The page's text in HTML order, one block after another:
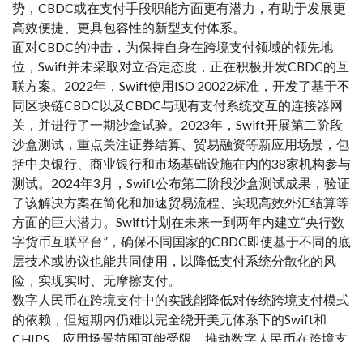
势，CBDC或在支付手段职能方面更有潜力，有助于发展更
高效便捷、更具包容性的新型支付体系。
面对CBDC的冲击，为保持自身在跨境支付领域的领先地
位，Swift并未采取对立否定态度，正在积极开发CBDC的互
联方案。2022年，Swift使用ISO 20022标准，开发了基于不
同区块链CBDC以及CBDC与现有支付系统交互的连接器网
关，并进行了一期沙盒试验。2023年，Swift开展第二阶段
沙盒测试，重点关注证券结算、贸易融资等新应用场景，包
括中央银行、商业银行和市场基础设施在内的38家机构参与
测试。2024年3月，Swift公布第二阶段沙盒测试成果，验证
了该解决方案在简化和加速贸易流程、实现高效外汇结算等
方面的巨大潜力。Swift计划在未来一到两年内建立“央行数
字货币互联平台”，确保不同国家的CBDC即使基于不同的底
层技术或协议也能共同使用，以降低支付系统分散化的风
险，实现实时、无摩擦支付。
数字人民币在跨境支付中的实践能降低对传统跨境支付模式
的依赖，但短期内仍难以完全绕开美元体系下的Swift和
CHIPS，应用场景范围可能受限。推动数字人民币在跨境支